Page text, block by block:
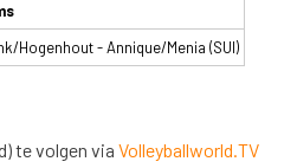
Hogenhout - Annique/Menia (SUI)
te volgen via Volleyballworld.TV